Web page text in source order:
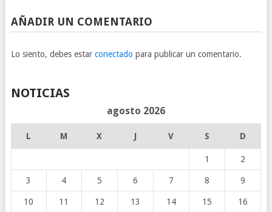
AÑADIR UN COMENTARIO
Lo siento, debes estar conectado para publicar un comentario.
NOTICIAS
agosto 2026
L M X J V S D
1 2
3 4 5 6 7 8 9
10 11 12 13 14 15 16